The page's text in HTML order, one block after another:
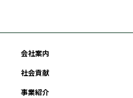
会社案内
社会貢献
事業紹介